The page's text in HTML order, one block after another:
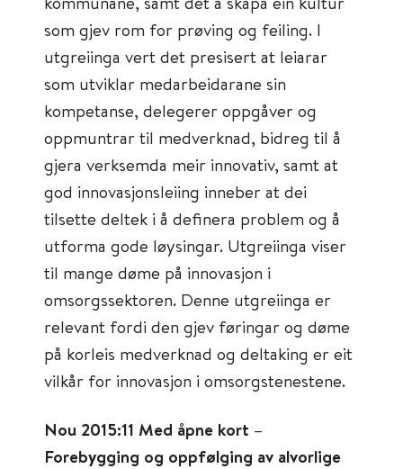
som gjev rom for prøving og feiling. I
utgreiinga vert det presisert at leiarar
som utviklar medarbeidarane sin
kompetanse, delegerer oppgåver og
oppmuntrar til medverknad, bidreg til å
gjera verksemda meir innovativ, samt at
god innovasjonsleiing inneber at dei
tilsette deltek i å definera problem og å
utforma gode løysingar. Utgreiinga viser
til mange døme på innovasjon i
omsorgssektoren. Denne utgreiinga er
relevant fordi den gjev føringar og døme
på korleis medverknad og deltaking er eit
vilkår for innovasjon i omsorgstenestene.
Nou 2015:11 Med åpne kort –
Forebygging og oppfølging av alvorlige